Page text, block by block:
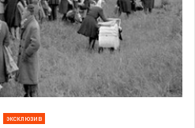
эксклюзив